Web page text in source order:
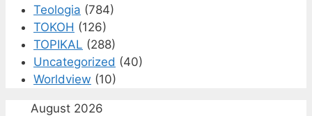
Teologia (784)
TOKOH (126)
TOPIKAL (288)
Uncategorized (40)
Worldview (10)
August 2026